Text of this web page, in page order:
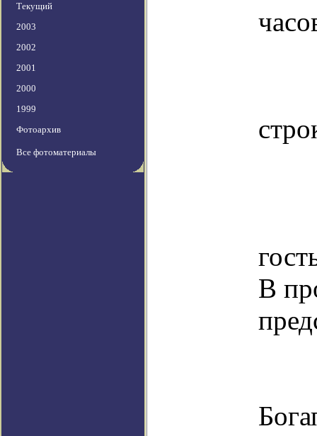
Текущий
2003
2002
2001
2000
1999
Фотоархив
Все фотоматериалы
В